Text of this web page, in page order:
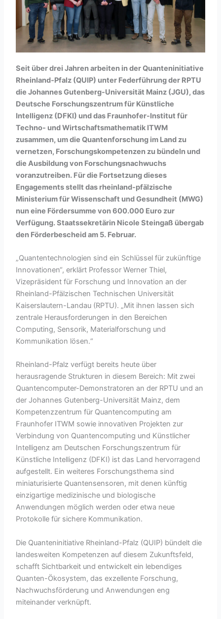
Seit über drei Jahren arbeiten in der Quanteninitiative
Rheinland‑Pfalz (QUIP) unter Federführung der RPTU
die Johannes Gutenberg-Universität Mainz (JGU), das
Deutsche Forschungszentrum für Künstliche
Intelligenz (DFKI) und das Fraunhofer-Institut für
Techno- und Wirtschaftsmathematik ITWM
zusammen, um die Quantenforschung im Land zu
vernetzen, Forschungskompetenzen zu bündeln und
die Ausbildung von Forschungsnachwuchs
voranzutreiben. Für die Fortsetzung dieses
Engagements stellt das rheinland-pfälzische
Ministerium für Wissenschaft und Gesundheit (MWG)
nun eine Fördersumme von 600.000 Euro zur
Verfügung. Staatssekretärin Nicole Steingaß übergab
den Förderbescheid am 5. Februar.
„Quantentechnologien sind ein Schlüssel für zukünftige
Innovationen“, erklärt Professor Werner Thiel,
Vizepräsident für Forschung und Innovation an der
Rheinland-Pfälzischen Technischen Universität
Kaiserslautern-Landau (RPTU). „Mit ihnen lassen sich
zentrale Herausforderungen in den Bereichen
Computing, Sensorik, Materialforschung und
Kommunikation lösen.“
Rheinland-Pfalz verfügt bereits heute über
herausragende Strukturen in diesem Bereich: Mit zwei
Quantencomputer-Demonstratoren an der RPTU und an
der Johannes Gutenberg-Universität Mainz, dem
Kompetenzzentrum für Quantencomputing am
Fraunhofer ITWM sowie innovativen Projekten zur
Verbindung von Quantencomputing und Künstlicher
Intelligenz am Deutschen Forschungszentrum für
Künstliche Intelligenz (DFKI) ist das Land hervorragend
aufgestellt. Ein weiteres Forschungsthema sind
miniaturisierte Quantensensoren, mit denen künftig
einzigartige medizinische und biologische
Anwendungen möglich werden oder etwa neue
Protokolle für sichere Kommunikation.
Die Quanteninitiative Rheinland-Pfalz (QUIP) bündelt die
landesweiten Kompetenzen auf diesem Zukunftsfeld,
schafft Sichtbarkeit und entwickelt ein lebendiges
Quanten-Ökosystem, das exzellente Forschung,
Nachwuchsförderung und Anwendungen eng
miteinander verknüpft.